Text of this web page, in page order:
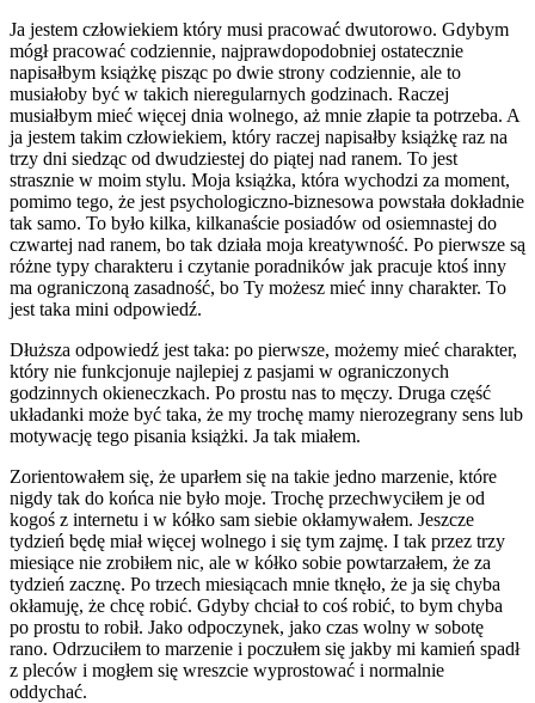
Ja jestem człowiekiem który musi pracować dwutorowo. Gdybym
mógł pracować codziennie, najprawdopodobniej ostatecznie
napisałbym książkę pisząc po dwie strony codziennie, ale to
musiałoby być w takich nieregularnych godzinach. Raczej
musiałbym mieć więcej dnia wolnego, aż mnie złapie ta potrzeba. A
ja jestem takim człowiekiem, który raczej napisałby książkę raz na
trzy dni siedząc od dwudziestej do piątej nad ranem. To jest
strasznie w moim stylu. Moja książka, która wychodzi za moment,
pomimo tego, że jest psychologiczno-biznesowa powstała dokładnie
tak samo. To było kilka, kilkanaście posiadów od osiemnastej do
czwartej nad ranem, bo tak działa moja kreatywność. Po pierwsze są
różne typy charakteru i czytanie poradników jak pracuje ktoś inny
ma ograniczoną zasadność, bo Ty możesz mieć inny charakter. To
jest taka mini odpowiedź.
Dłuższa odpowiedź jest taka: po pierwsze, możemy mieć charakter,
który nie funkcjonuje najlepiej z pasjami w ograniczonych
godzinnych okieneczkach. Po prostu nas to męczy. Druga część
układanki może być taka, że my trochę mamy nierozegrany sens lub
motywację tego pisania książki. Ja tak miałem.
Zorientowałem się, że uparłem się na takie jedno marzenie, które
nigdy tak do końca nie było moje. Trochę przechwyciłem je od
kogoś z internetu i w kółko sam siebie okłamywałem. Jeszcze
tydzień będę miał więcej wolnego i się tym zajmę. I tak przez trzy
miesiące nie zrobiłem nic, ale w kółko sobie powtarzałem, że za
tydzień zacznę. Po trzech miesiącach mnie tknęło, że ja się chyba
okłamuję, że chcę robić. Gdyby chciał to coś robić, to bym chyba
po prostu to robił. Jako odpoczynek, jako czas wolny w sobotę
rano. Odrzuciłem to marzenie i poczułem się jakby mi kamień spadł
z pleców i mogłem się wreszcie wyprostować i normalnie
oddychać.